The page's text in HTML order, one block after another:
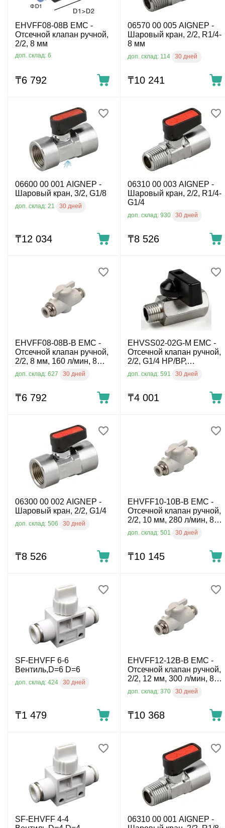
EHVFF08-08B EMC -
Отсечной клапан ручной,
2/2, 8 мм
доп. склад: 6
₸6 792
06570 00 005 AIGNEP -
Шаровый кран, 2/2, R1/4-
8 мм
доп. склад: 114 30 дней
₸10 241
06600 00 001 AIGNEP -
Шаровый кран, 3/2, G1/8
доп. склад: 21 30 дней
₸12 034
06310 00 003 AIGNEP -
Шаровый кран, 2/2, R1/4-
G1/4
доп. склад: 930 30 дней
₸8 526
EHVFF08-08B-B EMC -
Отсечной клапан ручной,
2/2, 8 мм, 160 л/мин, 8
бар, 0 ÷ 60°C,
пластиковый
доп. склад: 627 30 дней
₸6 792
EHVSS02-02G-M EMC -
Отсечной клапан ручной,
2/2, G1/4 НР/ВР,
латунный, 10 бар, -10 ÷
90°C
доп. склад: 591 30 дней
₸4 001
06300 00 002 AIGNEP -
Шаровый кран, 2/2, G1/4
доп. склад: 506 30 дней
₸8 526
EHVFF10-10B-B EMC -
Отсечной клапан ручной,
2/2, 10 мм, 280 л/мин, 8
бар, 0 ÷ 60°C,
пластиковый
доп. склад: 501 30 дней
₸10 145
SF-EHVFF 6-6
Вентиль,D=6 D=6
доп. склад: 424 30 дней
₸1 479
EHVFF12-12B-B EMC -
Отсечной клапан ручной,
2/2, 12 мм, 300 л/мин, 8
бар, 0 ÷ 60°C,
пластиковый
доп. склад: 370 30 дней
₸10 368
SF-EHVFF 4-4
06310 00 001 AIGNEP -